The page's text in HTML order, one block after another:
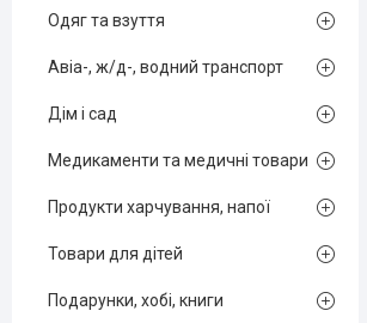
Одяг та взуття
Авіа-, ж/д-, водний транспорт
Дім і сад
Медикаменти та медичні товари
Продукти харчування, напої
Товари для дітей
Подарунки, хобі, книги